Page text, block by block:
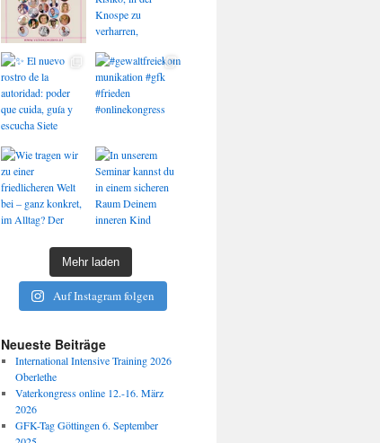
Mehr laden
Auf Instagram folgen
Neueste Beiträge
International Intensive Training 2026
Oberlethe
Vaterkongress online 12.-16. März
2026
GFK-Tag Göttingen 6. September